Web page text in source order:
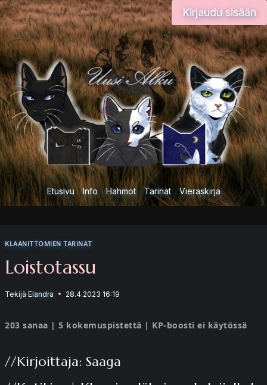
Siirry
sisältöön
Kirjaudu sisään
Etusivu Info Hahmot Tarinat Vieraskirja
KLAANITTOMIEN TARINAT
Loistotassu
Tekijä Elandra 28.4.2023 16:19
203 sanaa | 5 kokemuspistettä | KP-boosti ei käytössä
//Kirjoittaja: Saaga